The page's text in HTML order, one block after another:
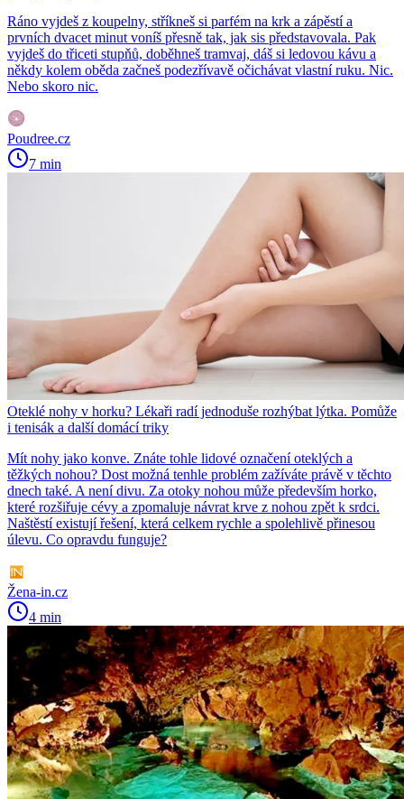
Ráno vyjdeš z koupelny, stříkneš si parfém na krk a zápěstí a
prvních dvacet minut voníš přesně tak, jak sis představovala. Pak
vyjdeš do třiceti stupňů, doběhneš tramvaj, dáš si ledovou kávu a
někdy kolem oběda začneš podezřívavě očichávat vlastní ruku. Nic.
Nebo skoro nic.
Poudree.cz
7 min
Oteklé nohy v horku? Lékaři radí jednoduše rozhýbat lýtka. Pomůže
i tenisák a další domácí triky
Mít nohy jako konve. Znáte tohle lidové označení oteklých a
těžkých nohou? Dost možná tenhle problém zažíváte právě v těchto
dnech také. A není divu. Za otoky nohou může především horko,
které rozšiřuje cévy a zpomaluje návrat krve z nohou zpět k srdci.
Naštěstí existují řešení, která celkem rychle a spolehlivě přinesou
úlevu. Co opravdu funguje?
Žena-in.cz
4 min